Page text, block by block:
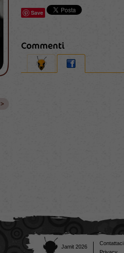
Save
Jamit 2026
Contattaci